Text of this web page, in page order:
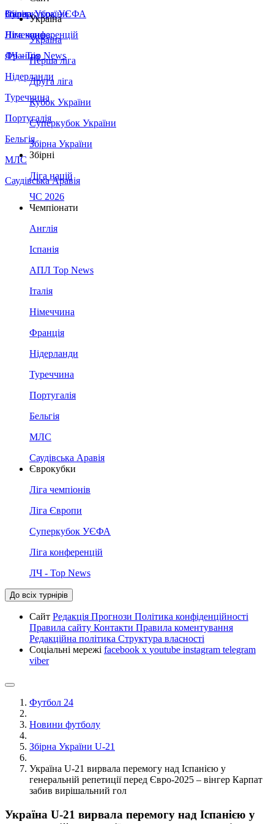
Збірна України
Італія
Німеччина
Франція
Нідерланди
Туреччина
Португалія
Бельгія
МЛС
Саудівська Аравія
Суперкубок УЄФА
Ліга конференцій
ЛЧ - Top News
Україна
Україна
Перша ліга
Друга ліга
Кубок України
Суперкубок України
Збірна України
Збірні
Ліга націй
ЧС 2026
Чемпіонати
Англія
Іспанія
АПЛ Top News
Італія
Німеччина
Франція
Нідерланди
Туреччина
Португалія
Бельгія
МЛС
Саудівська Аравія
Єврокубки
Ліга чемпіонів
Ліга Європи
Суперкубок УЄФА
Ліга конференцій
ЛЧ - Top News
До всіх турнірів
Сайт Редакція Прогнози Політика конфіденційності
Правила сайту Контакти Правила коментування
Редакційна політика Структура власності
Соціальні мережі facebook x youtube instagram telegram
viber
Футбол 24
Новини футболу
Збірна України U-21
Україна U-21 вирвала перемогу над Іспанією у
генеральній репетиції перед Євро-2025 – вінгер Карпат
забив вирішальний гол
Україна U-21 вирвала перемогу над Іспанією у